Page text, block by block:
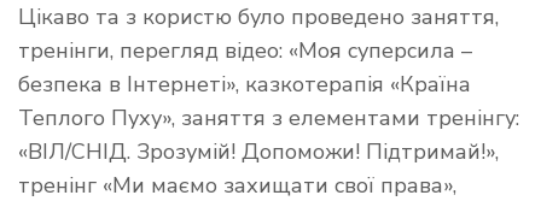
Цікаво та з користю було проведено заняття,
тренінги, перегляд відео: «Моя суперсила –
безпека в Інтернеті», казкотерапія «Країна
Теплого Пуху», заняття з елементами тренінгу:
«ВІЛ/СНІД. Зрозумій! Допоможи! Підтримай!»,
тренінг «Ми маємо захищати свої права»,